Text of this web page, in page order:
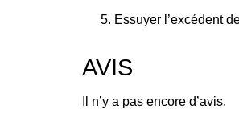
Essuyer l’excédent
AVIS
Il n’y a pas encore d’avis.